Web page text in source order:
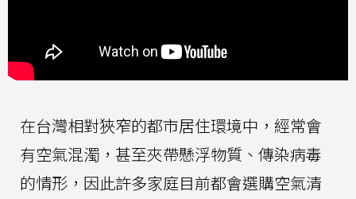
在台灣相對狹窄的都市居住環境中，經常會
有空氣混濁，甚至夾帶懸浮物質、傳染病毒
的情形，因此許多家庭目前都會選購空氣清